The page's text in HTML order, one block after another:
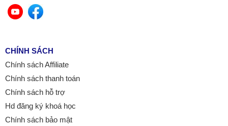
CHÍNH SÁCH
Chính sách Affiliate
Chính sách thanh toán
Chính sách hỗ trợ
Hd đăng ký khoá học
Chính sách bảo mật